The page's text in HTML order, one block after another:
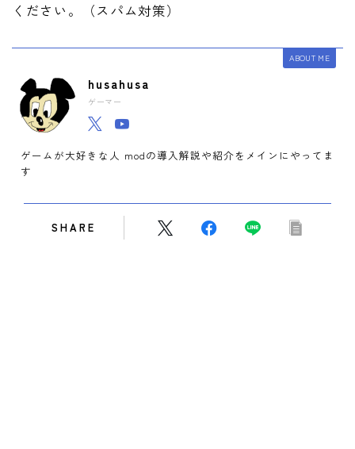
ください。（スパム対策）
ABOUT ME
husahusa
ゲーマー
ゲームが大好きな人 modの導入解説や紹介をメインにやってま
す
SHARE